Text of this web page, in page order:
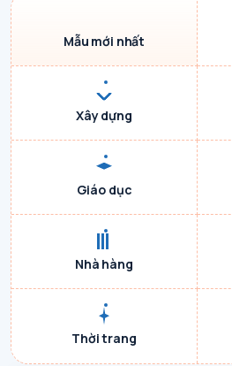
Mẫu mới nhất
Xây dựng
Giáo dục
Nhà hàng
Thời trang